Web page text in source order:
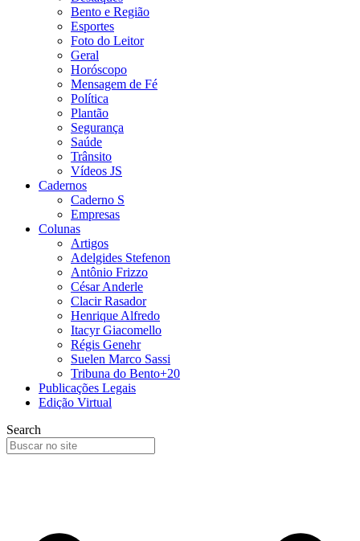
Bento e Região
Esportes
Foto do Leitor
Geral
Horóscopo
Mensagem de Fé
Política
Plantão
Segurança
Saúde
Trânsito
Vídeos JS
Cadernos
Caderno S
Empresas
Colunas
Artigos
Adelgides Stefenon
Antônio Frizzo
César Anderle
Clacir Rasador
Henrique Alfredo
Itacyr Giacomello
Régis Genehr
Suelen Marco Sassi
Tribuna do Bento+20
Publicações Legais
Edição Virtual
Search